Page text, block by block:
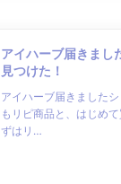
アイハーブ届きま
見つけた！
アイハーブ届きました
もリピ商品と、はじめ
ずはリ…